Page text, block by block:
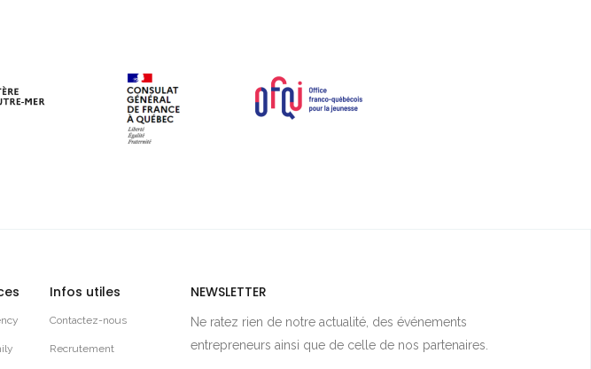
Infos utiles
Contactez-nous
Recrutement
NEWSLETTER
Ne ratez rien de notre actualité, des événements
entrepreneurs ainsi que de celle de nos partenaires.